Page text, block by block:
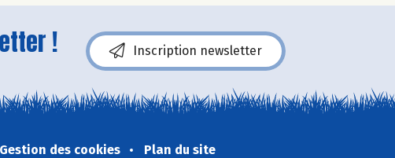
! Inscription newsletter
Gestion des cookies Plan du site